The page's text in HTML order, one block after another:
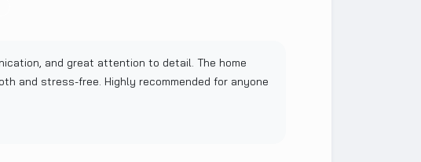
and great attention to detail. The home
and stress-free. Highly recommended for anyone